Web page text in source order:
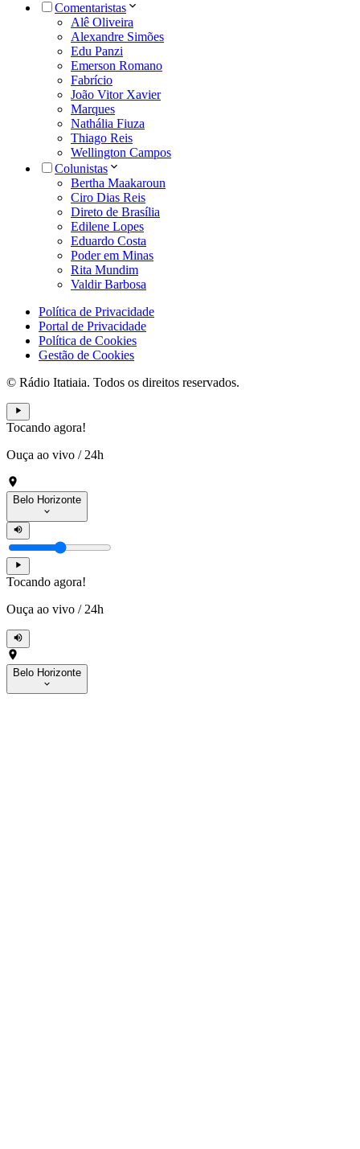
Comentaristas
Alê Oliveira
Alexandre Simões
Edu Panzi
Emerson Romano
Fabrício
João Vitor Xavier
Marques
Nathália Fiuza
Thiago Reis
Wellington Campos
Colunistas
Bertha Maakaroun
Ciro Dias Reis
Direto de Brasília
Edilene Lopes
Eduardo Costa
Poder em Minas
Rita Mundim
Valdir Barbosa
Política de Privacidade
Portal de Privacidade
Política de Cookies
Gestão de Cookies
© Rádio Itatiaia. Todos os direitos reservados.
Tocando agora!
Ouça ao vivo / 24h
Belo Horizonte
Tocando agora!
Ouça ao vivo / 24h
Belo Horizonte